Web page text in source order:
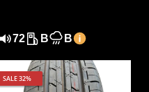
72 B B
SALE 32%